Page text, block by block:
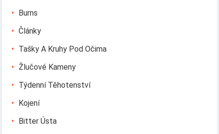
Burns
Články
Tašky A Kruhy Pod Očima
Žlučové Kameny
Týdenní Těhotenství
Kojení
Bitter Ústa